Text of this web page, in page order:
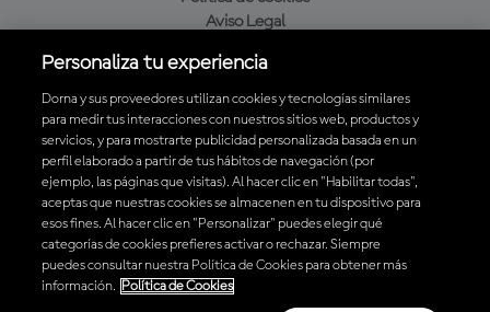
Aviso Legal
Política de compra
Descarga la aplicación oficial de MotoGP™
© 2026 MotoGP Sports Entertainment Group. Todos los derechos
reservados. Todas las marcas son propiedad de sus respectivos dueños.
Personaliza tu experiencia
Dorna y sus proveedores utilizan cookies y tecnologías similares
para medir tus interacciones con nuestros sitios web, productos y
servicios, y para mostrarte publicidad personalizada basada en un
perfil elaborado a partir de tus hábitos de navegación (por
ejemplo, las páginas que visitas). Al hacer clic en "Habilitar todas",
aceptas que nuestras cookies se almacenen en tu dispositivo para
esos fines. Al hacer clic en "Personalizar" puedes elegir qué
categorías de cookies prefieres activar o rechazar. Siempre
puedes consultar nuestra Política de Cookies para obtener más
información.
Política de Cookies